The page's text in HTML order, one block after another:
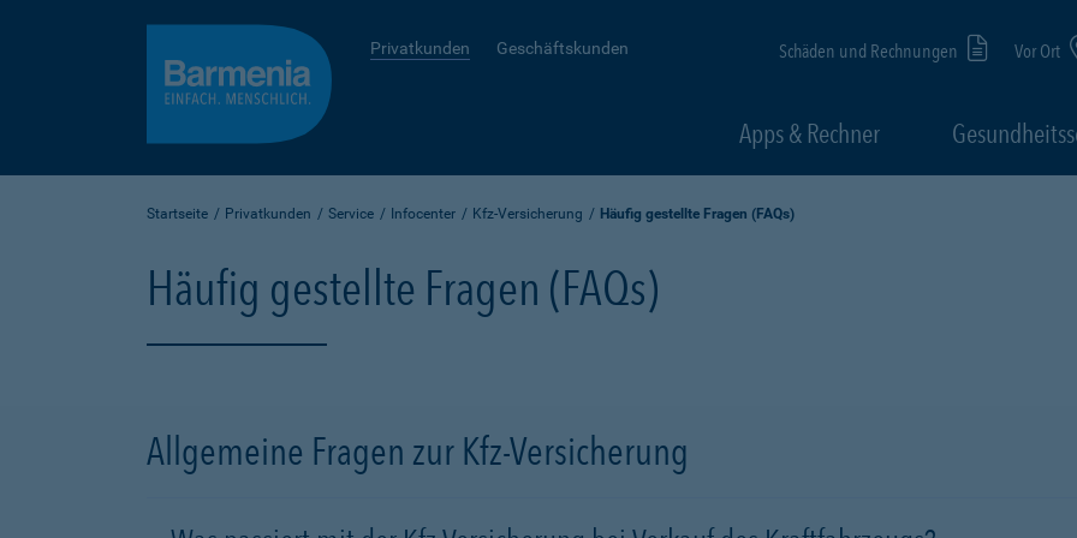
Privatkunden Geschäftskunden Schäden und Rechnungen Vor Ort
Apps & Rechner
Startseite Privatkunden Service Infocenter Kfz-Versicherung Häufig gestellte Fragen (FAQs)
Häufig gestellte Fragen (FAQs)
Allgemeine Fragen zur Kfz-Versicherung